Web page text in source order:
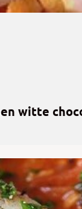
witte